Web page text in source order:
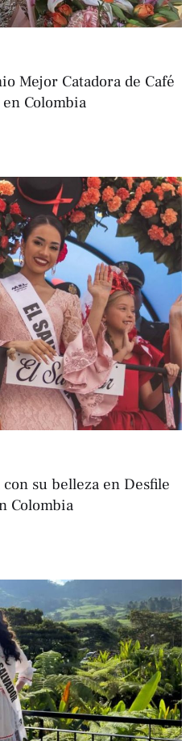
Mejor Catadora de Café
Colombia
su belleza en Desfile
Colombia